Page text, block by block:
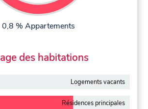
0,8 % Appartements
des habitations
Logements vacants
Résidences principales